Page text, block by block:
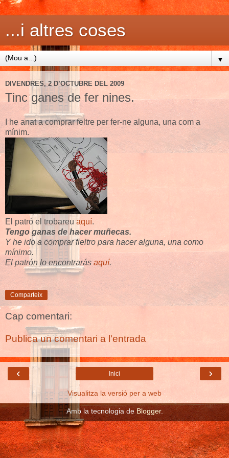
...i altres coses
▼
DIVENDRES, 2 D’OCTUBRE DEL 2009
Tinc ganes de fer nines.
I he anat a comprar feltre per fer-ne alguna, una com a
mínim.
El patró el trobareu aquí.
Tengo ganas de hacer muñecas.
Y he ido a comprar fieltro para hacer alguna, una como
mínimo.
El patrón lo encontrarás aquí.
Comparteix
Cap comentari:
Publica un comentari a l'entrada
‹ ›
Inici
Visualitza la versió per a web
Amb la tecnologia deBlogger.